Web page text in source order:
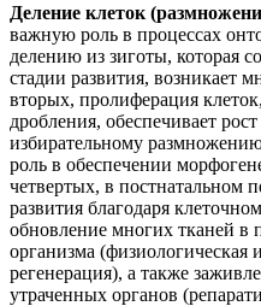
Деление клеток
важную роль в процессах
делению из зиготы, которая
стадии развития, возникает
вторых, пролиферация
дробления, обеспечивает
избирательному
роль в обеспечении
четвертых, в постнатальном
развития благодаря
обновление многих тканей в
организма (физиологическая
регенерация), а также
утраченных органов